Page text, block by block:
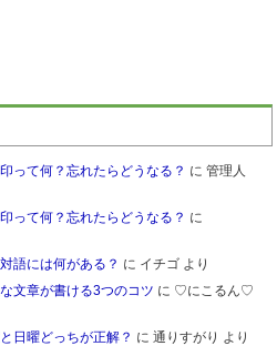
って何？忘れたらどうなる？ に 管理人
って何？忘れたらどうなる？ に
語には何がある？ に イチゴ より
文章が書ける3つのコツ に ♡にこるん♡
日曜どっちが正解？ に 通りすがり より